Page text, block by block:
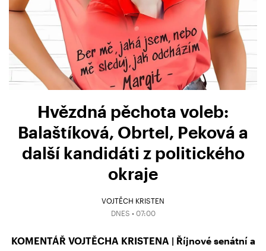
Hvězdná pěchota voleb:
Balaštíková, Obrtel, Peková a
další kandidáti z politického
okraje
VOJTĚCH KRISTEN
DNES • 07:00
KOMENTÁŘ VOJTĚCHA KRISTENA | Říjnové senátní a